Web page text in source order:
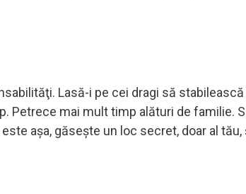
Lasă-i pe cei dragi să
Petrece mai mult timp alături de familie.
aşa, găseşte un loc secret, doar al tău,